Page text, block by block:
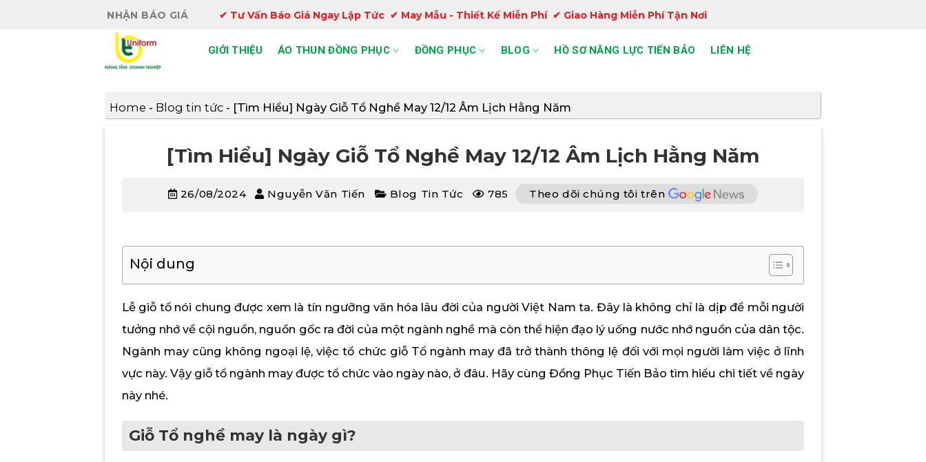
NHẬN BÁO GIÁ ✔ Tư Vấn Báo Giá Ngay Lập Tức ✔ May Mẫu - Thiết Kế Miễn Phí ✔ Giao Hàng Miễn Phí Tận Nơi
GIỚI THIỆU ÁO THUN ĐỒNG PHỤC ĐỒNG PHỤC BLOG HỒ SƠ NĂNG LỰC TIẾN BẢO LIÊN HỆ
Home - Blog tin tức - [Tìm Hiểu] Ngày Giỗ Tổ Nghề May 12/12 Âm Lịch Hằng Năm
[Tìm Hiểu] Ngày Giỗ Tổ Nghề May 12/12 Âm Lịch Hằng Năm
26/08/2024 Nguyễn Văn Tiến Blog Tin Tức 785 Theo dõi chúng tôi trên
Nội dung
Lễ giỗ tổ nói chung được xem là tín ngưỡng văn hóa lâu đời của người Việt Nam ta. Đây là không chỉ là dịp để mỗi người
tưởng nhớ về cội nguồn, nguồn gốc ra đời của một ngành nghề mà còn thể hiện đạo lý uống nước nhớ nguồn của dân tộc.
Ngành may cũng không ngoại lệ, việc tổ chức giỗ Tổ ngành may đã trở thành thông lệ đối với mọi người làm việc ở lĩnh
vực này. Vậy giỗ tổ ngành may được tổ chức vào ngày nào, ở đâu. Hãy cùng Đồng Phục Tiến Bảo tìm hiểu chi tiết về ngày
này nhé.
Giỗ Tổ nghề may là ngày gì?